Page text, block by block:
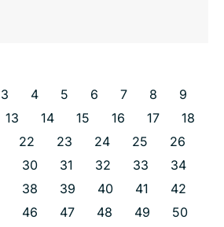
3 4 5 6 7 8
9
13 14 15 16 17
18
22 23 24 25
26
30 31 32 33
34
38 39 40 41
42
46 47 48 49
50